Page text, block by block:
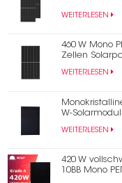
Solarpanel
WEITERLESEN
460 W Mono
Zellen
Panel
WEITERLESEN
W-
Schindeln
WEITERLESEN
420 W
10BB Mono